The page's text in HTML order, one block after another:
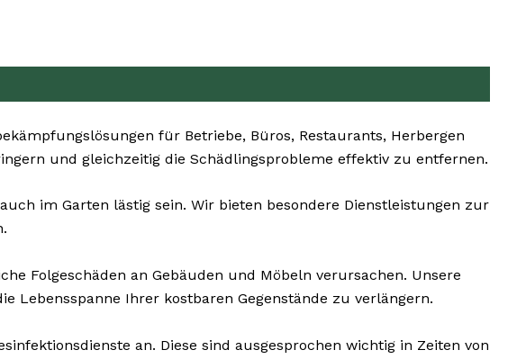
für Betriebe, Büros, Restaurants, Herbergen
und gleichzeitig die Schädlingsprobleme effektiv zu entfernen.
im Garten lästig sein. Wir bieten besondere Dienstleistungen zur
Folgeschäden an Gebäuden und Möbeln verursachen. Unsere
Lebensspanne Ihrer kostbaren Gegenstände zu verlängern.
an. Diese sind ausgesprochen wichtig in Zeiten von